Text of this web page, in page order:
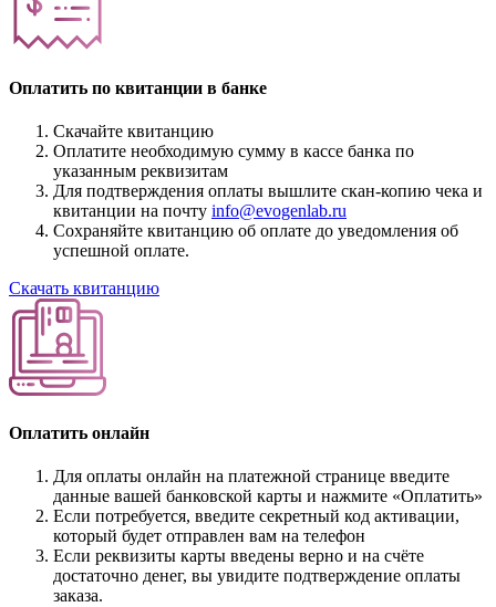
Оплатить по квитанции в банке
Скачайте квитанцию
Оплатите необходимую сумму в кассе банка по
указанным реквизитам
Для подтверждения оплаты вышлите скан-копию чека и
квитанции на почту info@evogenlab.ru
Сохраняйте квитанцию об оплате до уведомления об
успешной оплате.
Скачать квитанцию
Оплатить онлайн
Для оплаты онлайн на платежной странице введите
данные вашей банковской карты и нажмите «Оплатить»
Если потребуется, введите секретный код активации,
который будет отправлен вам на телефон
Если реквизиты карты введены верно и на счёте
достаточно денег, вы увидите подтверждение оплаты
заказа.